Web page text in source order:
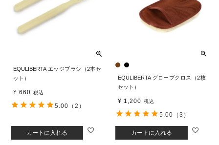
EQULIBERTA エッジブラシ（2本セ
ット）
¥ 660 税込
カートに入れる
5.00 （2）
EQULIBERTA グローブクロス（2枚
セット）
¥ 1,200 税込
カートに入れる
5.00 （3）